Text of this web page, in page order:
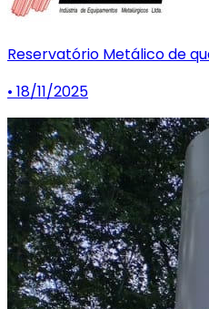
Reservatório Metálico de
• 18/11/2025